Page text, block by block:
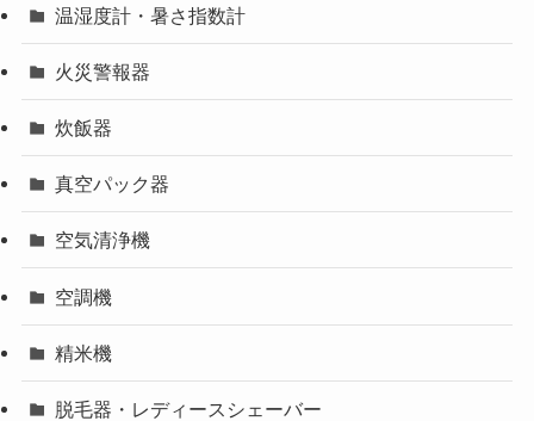
温湿度計・暑さ指数計
火災警報器
炊飯器
真空パック器
空気清浄機
空調機
精米機
脱毛器・レディースシェーバー